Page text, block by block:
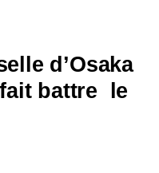
d’Osaka
battre le